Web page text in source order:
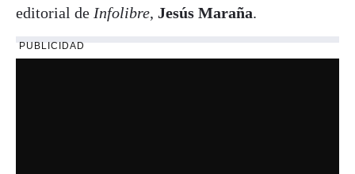
editorial de Infolibre, Jesús Maraña.
PUBLICIDAD